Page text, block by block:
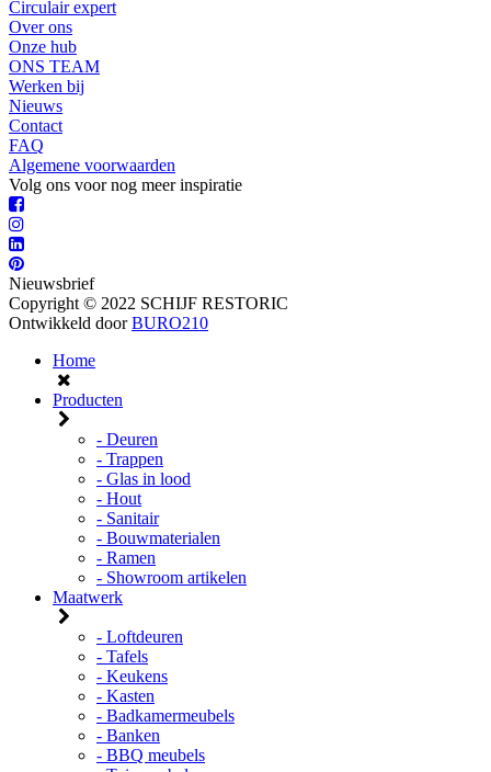
Circulair expert
Over ons
Onze hub
ONS TEAM
Werken bij
Nieuws
Contact
FAQ
Algemene voorwaarden
Volg ons voor nog meer inspiratie
Nieuwsbrief
Copyright © 2022 SCHIJF RESTORIC
Ontwikkeld doorBURO210
Home
Producten
- Deuren
- Trappen
- Glas in lood
- Hout
- Sanitair
- Bouwmaterialen
- Ramen
- Showroom artikelen
Maatwerk
- Loftdeuren
- Tafels
- Keukens
- Kasten
- Badkamermeubels
- Banken
- BBQ meubels